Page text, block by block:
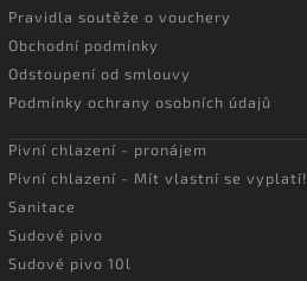
Pravidla soutěže o vouchery
Obchodní podmínky
Odstoupení od smlouvy
Podmínky ochrany osobních údajů
Pivní chlazení - pronájem
Pivní chlazení - Mít vlastní se vyplatí!
Sanitace
Sudové pivo
Sudové pivo 10l